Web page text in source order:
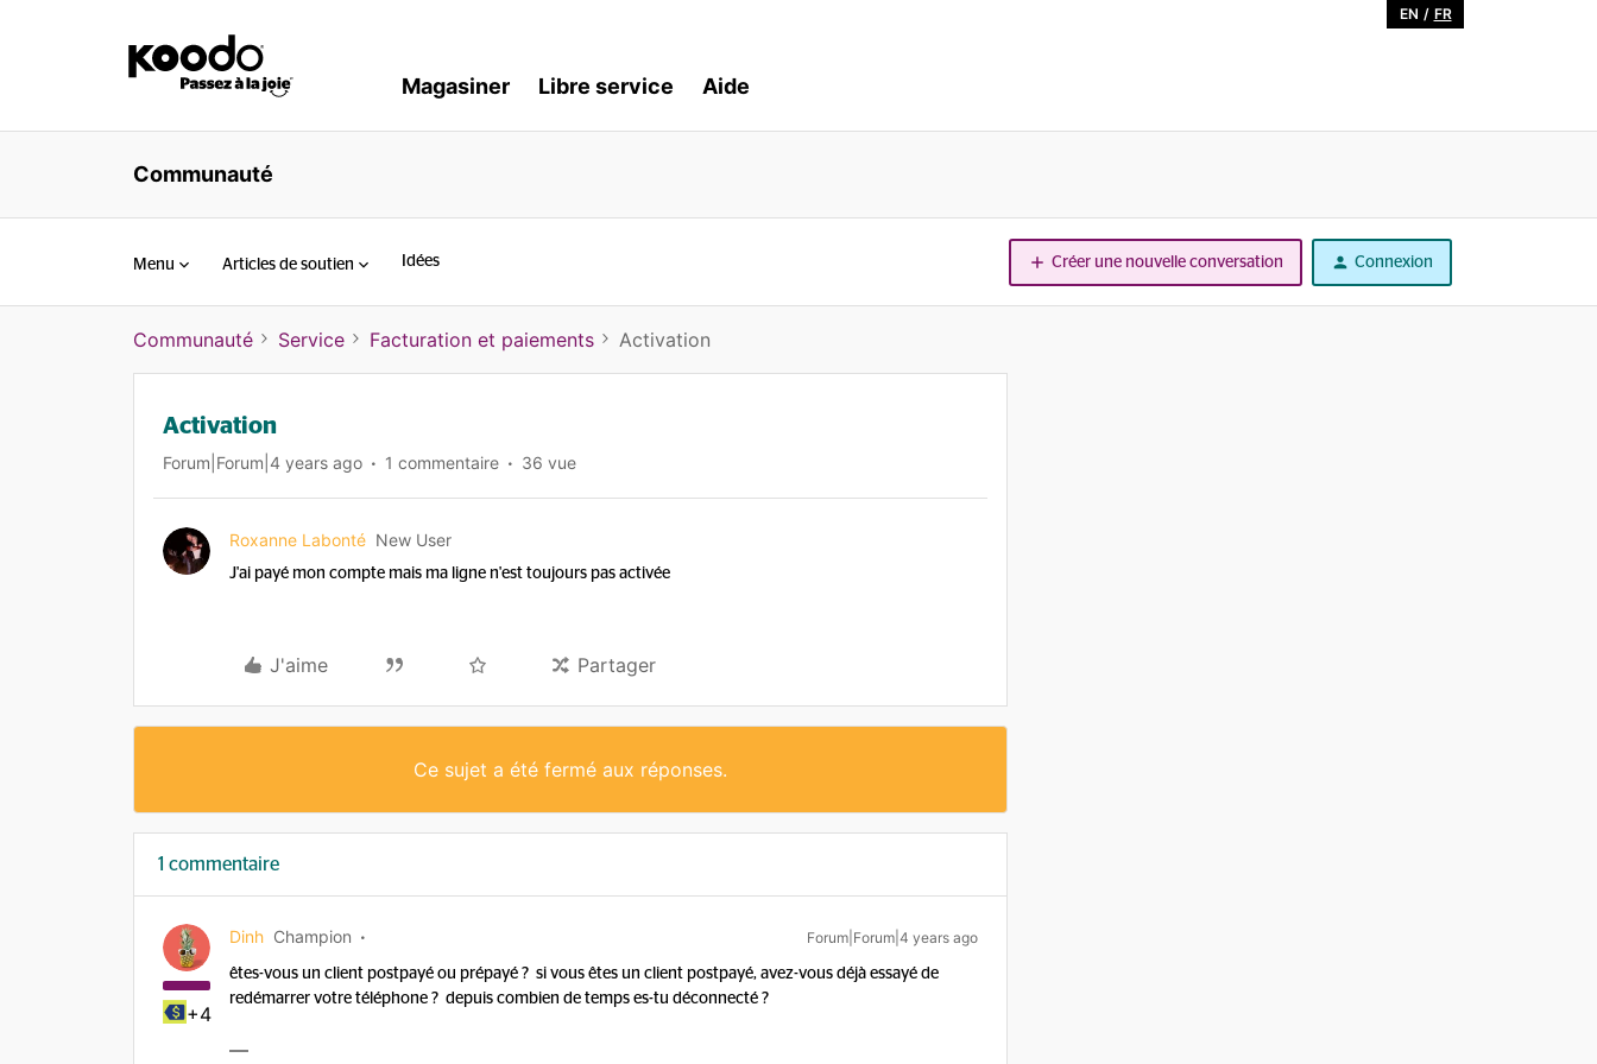
EN / FR
Magasiner Libre service Aide
Communauté
Menu Articles de soutien Idées Créer une nouvelle conversation Connexion
Communauté Service Facturation et paiements Activation
Activation
Forum|Forum|4 years ago 1 commentaire 36 vue
Roxanne Labonté New User
J'ai payé mon compte mais ma ligne n'est toujours pas activée
J'aime Partager
Ce sujet a été fermé aux réponses.
1 commentaire
+4
Dinh Champion Forum|Forum|4 years ago
êtes-vous un client postpayé ou prépayé ? si vous êtes un client postpayé, avez-vous déjà essayé de
redémarrer votre téléphone ? depuis combien de temps es-tu déconnecté ?